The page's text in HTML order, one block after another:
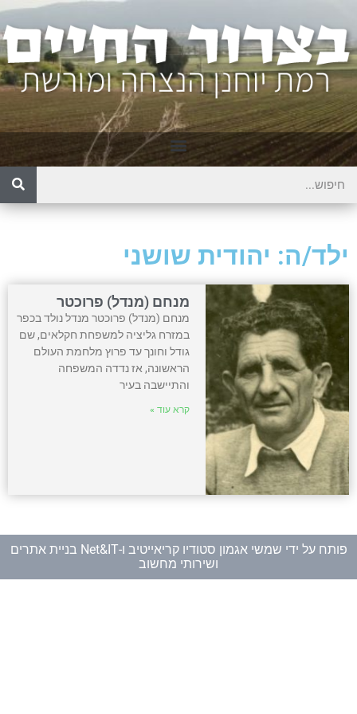
ילד/ה: יהודית שושני
מנחם (מנדל) פרוכטר
מנחם (מנדל) פרוכטר מנדל נולד בכפר
במזרח גליציה למשפחת חקלאים, שם
גודל וחונך עד פרוץ מלחמת העולם
הראשונה, אז נדדה המשפחה
והתיישבה בעיר
קרא עוד »
פותח על ידי שמשי אגמון סטודיו קריאייטיב ו-
Net&IT בניית אתרים
ושירותי מחשוב